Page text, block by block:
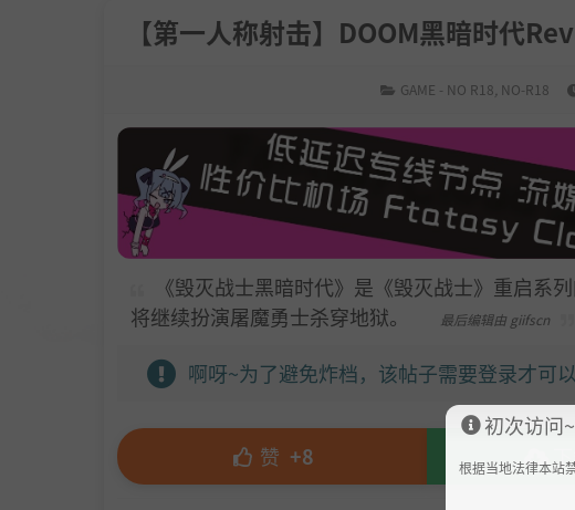
【第一人称射击】DOOM黑暗时代
GAME - NO R18 NO-R18
《毁灭战士黑暗时代》是《毁灭战士》重启系
将继续扮演屠魔勇士杀穿地狱。
最后编辑由 giifscn
啊呀~为了避免炸档，该帖子需要登录才可
赞 +8
初次访问
根据当地法律本站